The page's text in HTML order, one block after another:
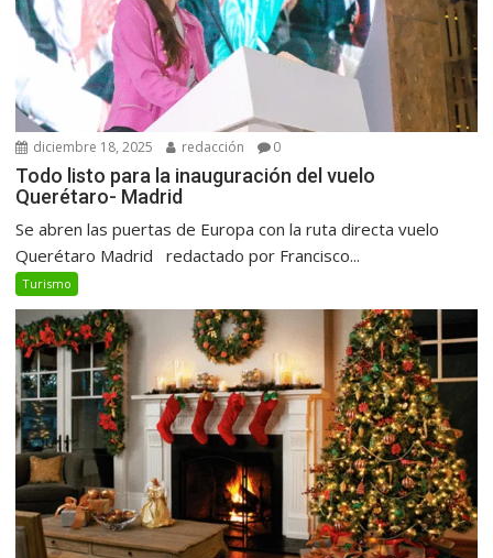
diciembre 18, 2025 redacción 0
Todo listo para la inauguración del vuelo
Querétaro- Madrid
Se abren las puertas de Europa con la ruta directa vuelo
Querétaro Madrid redactado por Francisco...
Turismo